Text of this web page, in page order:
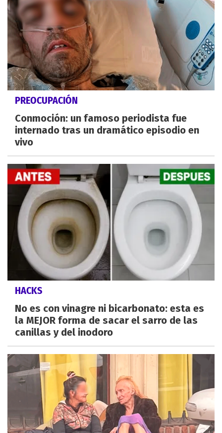
PREOCUPACIÓN
Conmoción: un famoso periodista fue
internado tras un dramático episodio en
vivo
HACKS
No es con vinagre ni bicarbonato: esta es
la MEJOR forma de sacar el sarro de las
canillas y del inodoro